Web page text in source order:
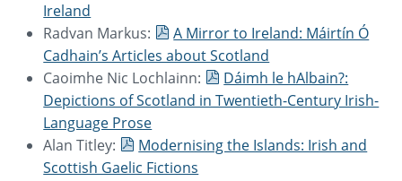
Ireland
Radvan Markus:
A Mirror to Ireland: Máirtín Ó
Cadhain’s Articles about Scotland
Caoimhe Nic Lochlainn:
Dáimh le hAlbain?:
Depictions of Scotland in Twentieth-Century Irish-
Language Prose
Alan Titley:
Modernising the Islands: Irish and
Scottish Gaelic Fictions